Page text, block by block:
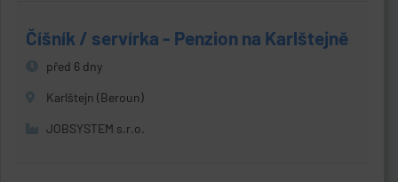
Číšník / servírka - Penzion na Karlštejně
před 6 dny
Karlštejn (Beroun)
JOBSYSTEM s.r.o.